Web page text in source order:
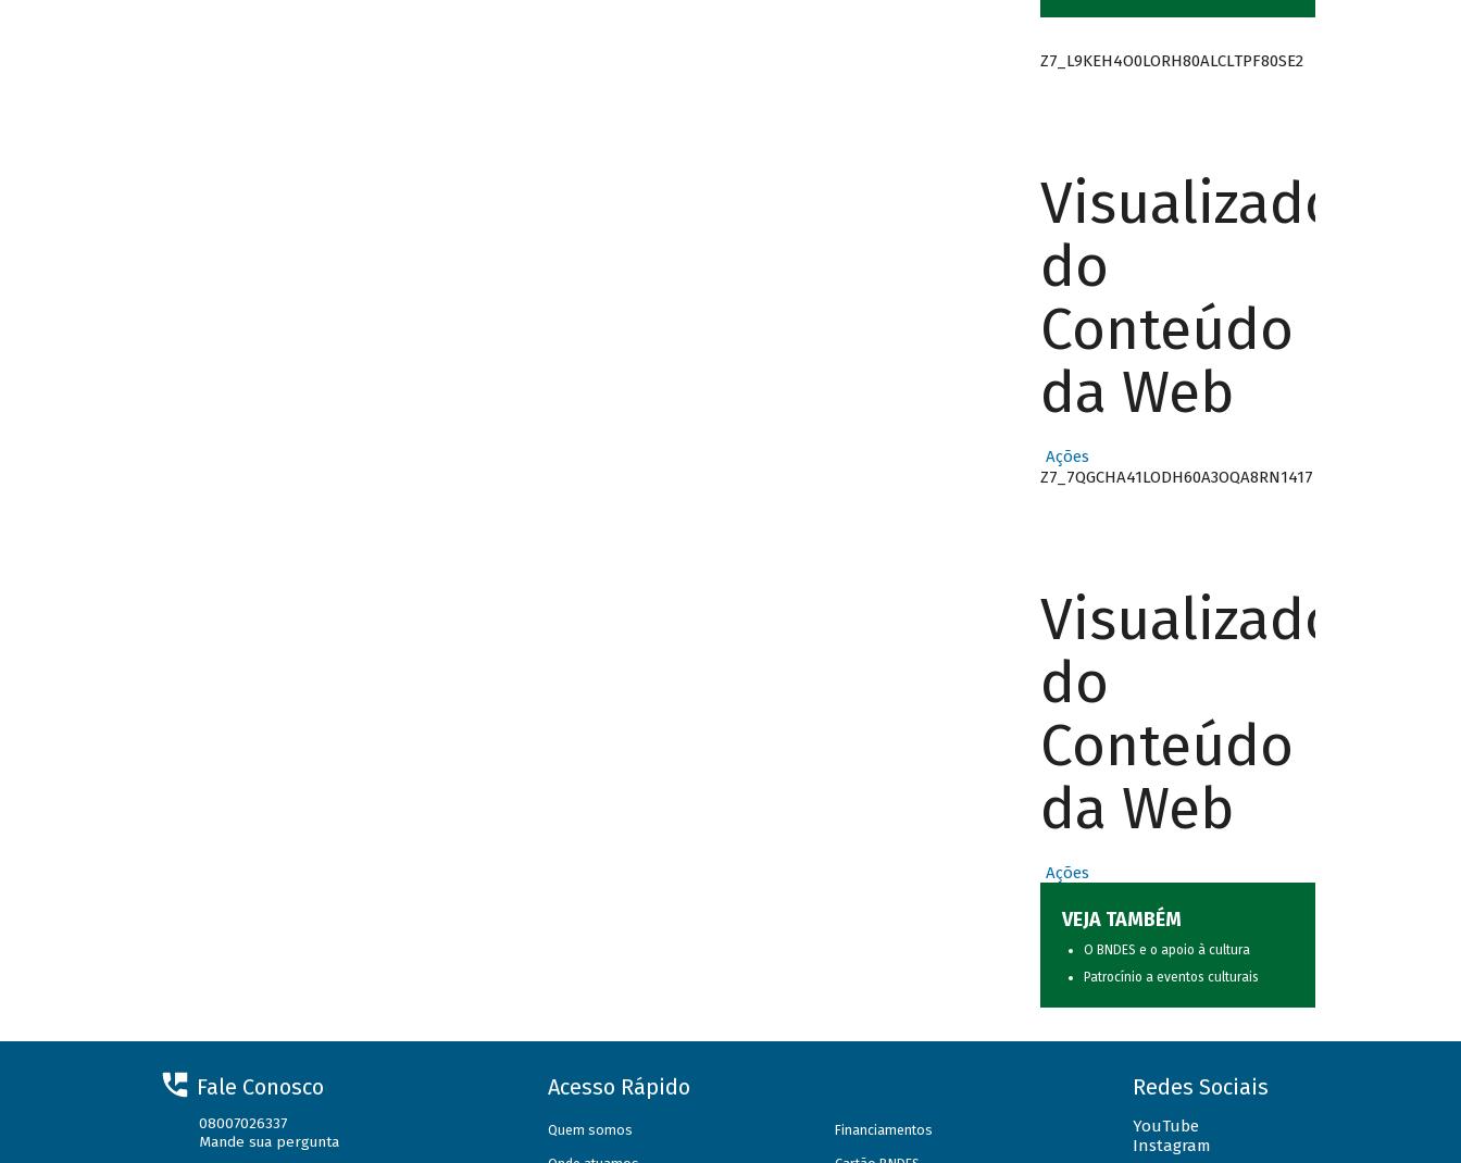
Z7_L9KEH4O0LORH80ALCLTPF80SE2
Visualizador
do
Conteúdo
da Web
Ações
Z7_7QGCHA41LODH60A3OQA8RN1417
Visualizador
do
Conteúdo
da Web
Ações
VEJA TAMBÉM
O BNDES e o apoio à cultura
Patrocínio a eventos culturais
Fale Conosco
08007026337
Mande sua pergunta
Acesso Rápido
Quem somos Financiamentos
Redes Sociais
YouTube
Instagram